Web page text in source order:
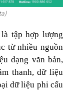
tập hợp lượng
từ nhiều nguồn
dạng văn bản,
thanh, dữ liệu
dữ liệu phi cấu